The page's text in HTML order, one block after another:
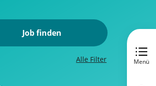
Job finden
Alle Filter Menü